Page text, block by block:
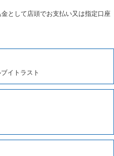
に定める場合を除き、相互に
は第２項各号のいずれかに
。
転者の氏名、住所、運転免
の締結にあたり、借受人に
しの提出を求めることがあり
るときはその運転者の運転免
として店頭でお支払い又は指定口座
イトラスト